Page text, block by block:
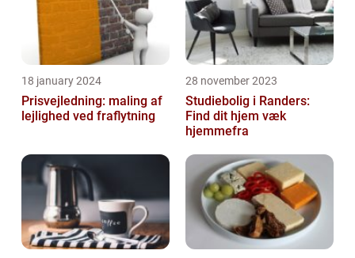
18 january 2024
Prisvejledning: maling af
lejlighed ved fraflytning
28 november 2023
Studiebolig i Randers:
Find dit hjem væk
hjemmefra